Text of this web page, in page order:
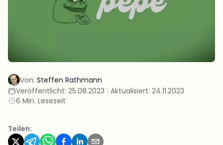
Von: Steffen Rathmann
Veröffentlicht: 25.08.2023 | Aktualisiert: 24.11.2023
6 Min. Lesezeit
Teilen: